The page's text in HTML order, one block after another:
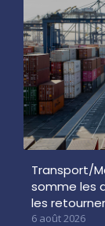
Transport/
somme les
les
6 août 2026